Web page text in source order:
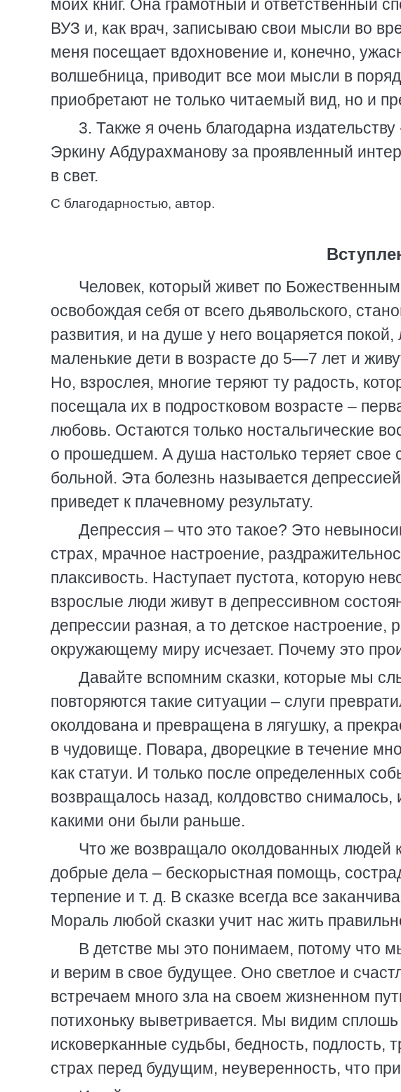
моих книг. Она грамотный и ответственный
ВУЗ и, как врач, записываю свои мысли во
меня посещает вдохновение и, конечно,
волшебница, приводит все мои мысли в
приобретают не только читаемый вид, но и
3. Также я очень благодарна
Эркину Абдурахманову за проявленный
в свет.
С благодарностью, автор.
Человек, который живет по
освобождая себя от всего дьявольского,
развития, и на душе у него воцаряется
маленькие дети в возрасте до 5—7 лет и
Но, взрослея, многие теряют ту радость,
посещала их в подростковом возрасте –
любовь. Остаются только ностальгические
о прошедшем. А душа настолько теряет свое
больной. Эта болезнь называется
приведет к плачевному результату.
Депрессия – что это такое? Это
страх, мрачное настроение,
плаксивость. Наступает пустота, которую
взрослые люди живут в депрессивном
депрессии разная, а то детское настроение,
окружающему миру исчезает. Почему это
Давайте вспомним сказки, которые мы
повторяются такие ситуации – слуги
околдована и превращена в лягушку, а
в чудовище. Повара, дворецкие в течение
как статуи. И только после определенных
возвращалось назад, колдовство
какими они были раньше.
Что же возвращало околдованных людей
добрые дела – бескорыстная помощь,
терпение и т. д. В сказке всегда все
Мораль любой сказки учит нас жить
В детстве мы это понимаем, потому что
и верим в свое будущее. Оно светлое и
встречаем много зла на своем жизненном
потихоньку выветривается. Мы видим
исковерканные судьбы, бедность, подлость,
страх перед будущим, неуверенность, что